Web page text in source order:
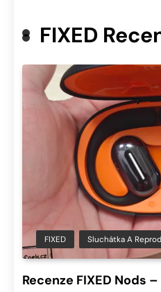
FIXED
FIXED Sluchátka A
Recenze FIXED Nods